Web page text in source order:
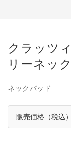
クラッツ
リーネッ
ネックパッド
販売価格（税込）